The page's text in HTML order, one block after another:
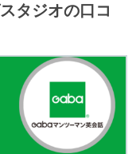
タジオの口コ